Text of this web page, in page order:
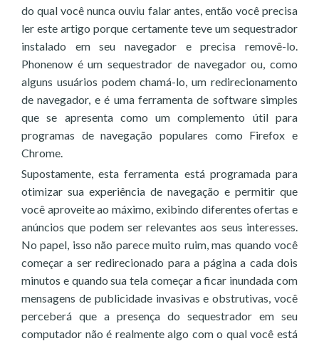
do qual você nunca ouviu falar antes, então você precisa
ler este artigo porque certamente teve um sequestrador
instalado em seu navegador e precisa removê-lo.
Phonenow é um sequestrador de navegador ou, como
alguns usuários podem chamá-lo, um redirecionamento
de navegador, e é uma ferramenta de software simples
que se apresenta como um complemento útil para
programas de navegação populares como Firefox e
Chrome.
Supostamente, esta ferramenta está programada para
otimizar sua experiência de navegação e permitir que
você aproveite ao máximo, exibindo diferentes ofertas e
anúncios que podem ser relevantes aos seus interesses.
No papel, isso não parece muito ruim, mas quando você
começar a ser redirecionado para a página a cada dois
minutos e quando sua tela começar a ficar inundada com
mensagens de publicidade invasivas e obstrutivas, você
perceberá que a presença do sequestrador em seu
computador não é realmente algo com o qual você está